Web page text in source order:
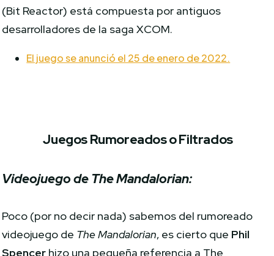
(Bit Reactor) está compuesta por antiguos
desarrolladores de la saga XCOM.
El juego se anunció el 25 de enero de 2022.
Juegos Rumoreados o Filtrados
Videojuego de The Mandalorian:
Poco (por no decir nada) sabemos del rumoreado
videojuego de The Mandalorian, es cierto que Phil
Spencer hizo una pequeña referencia a The